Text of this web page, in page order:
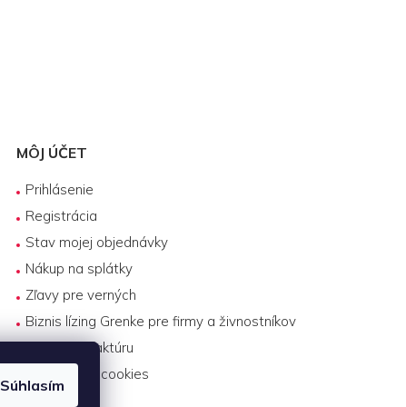
Súhlasím
MÔJ ÚČET
Prihlásenie
Registrácia
Stav mojej objednávky
Nákup na splátky
Zľavy pre verných
Biznis lízing Grenke pre firmy a živnostníkov
Platba na faktúru
Nastavenie cookies